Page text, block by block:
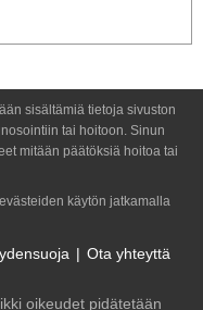
sisältämiä tietoja sivuston
tai hoitoon. Sinun
mitään päätöksiä hoitoa tai
käytön jatkamalla
Ota yhteyttä
oikeudet pidätetään